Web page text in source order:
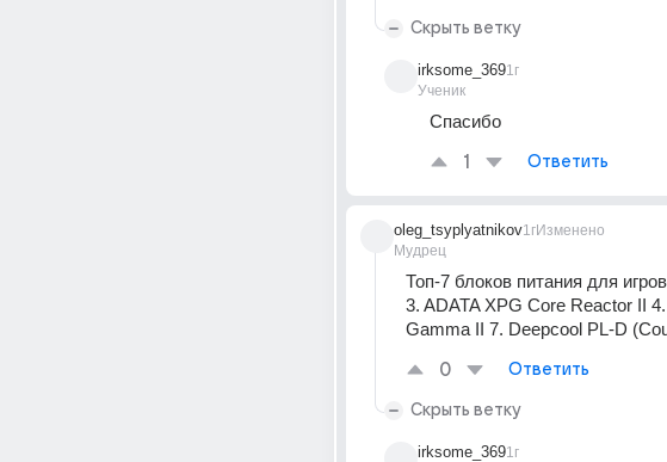
Скрыть ветку
irksome_369
Ученик
1г
Спасибо
1 Ответить
oleg_tsyplyatnikov
Мудрец
1гИзменено
Топ-7 блоков питания для
3. ADATA XPG Core Reactor II
Gamma II 7. Deepcool PL-D
0 Ответить
Скрыть ветку
irksome_3691г